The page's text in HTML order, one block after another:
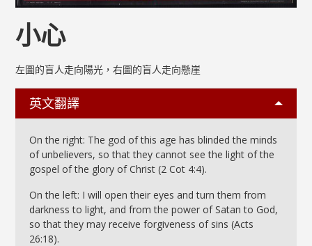
小心
左圖的盲人走向陽光，右圖的盲人走向懸崖
英文翻譯
On the right: The god of this age has blinded the minds
of unbelievers, so that they cannot see the light of the
gospel of the glory of Christ (2 Cot 4:4).
On the left: I will open their eyes and turn them from
darkness to light, and from the power of Satan to God,
so that they may receive forgiveness of sins (Acts
26:18).